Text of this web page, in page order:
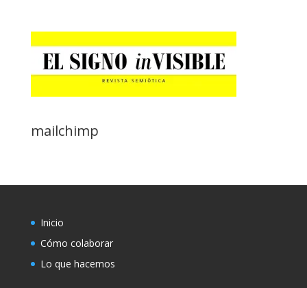
mailchimp
Inicio
Cómo colaborar
Lo que hacemos